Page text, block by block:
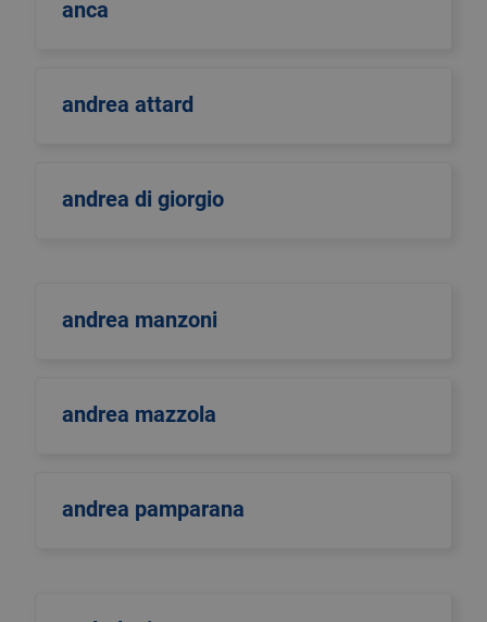
anca
andrea attard
andrea di giorgio
andrea manzoni
andrea mazzola
andrea pamparana